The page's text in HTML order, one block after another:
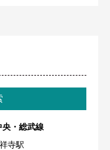
央・総武線
寺駅